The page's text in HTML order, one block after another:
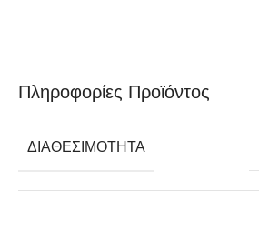
Πληροφορίες Προϊόντος
ΔΙΑΘΕΣΙΜΌΤΗΤΑ